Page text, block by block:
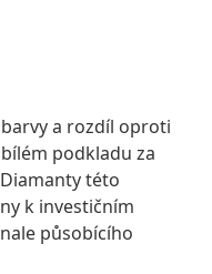
a rozdíl oproti
podkladu za
této
k investičním
působícího